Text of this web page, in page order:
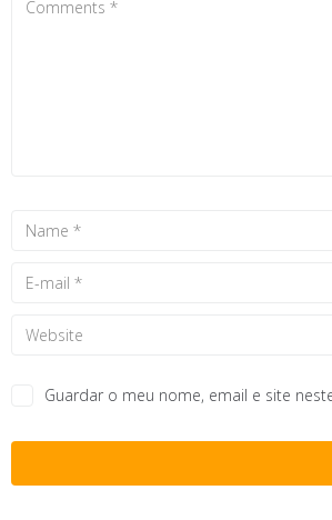
Guardar o meu nome, email e site